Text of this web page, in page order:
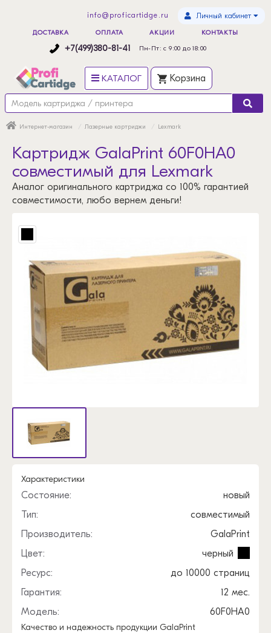
info@proficartidge.ru Личный кабинет
ДОСТАВКА ОПЛАТА АКЦИИ КОНТАКТЫ
+7(499)380-81-41 Пн-Пт: с 9:00 до 18:00
КАТАЛОГ Корзина
Интернет-магазин Лазерные картриджи Lexmark
Картридж GalaPrint 60F0HA0
совместимый для Lexmark
Аналог оригинального картриджа со 100% гарантией
совместимости, любо вернем деньги!
Характеристики
Состояние:
новый
Тип:
совместимый
Производитель:
GalaPrint
Цвет:
черный
Ресурс:
до 10000 страниц
Гарантия:
12 мес.
Модель:
60F0HA0
Качество и надежность продукции GalaPrint